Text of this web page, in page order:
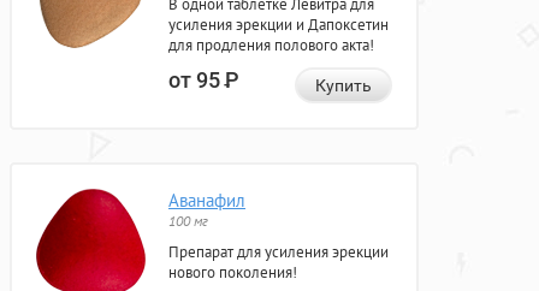
В одной таблетке Левитра для
усиления эрекции и Дапоксетин
для продления полового акта!
от 95Р Купить
Аванафил
100 мг
Препарат для усиления эрекции
нового поколения!